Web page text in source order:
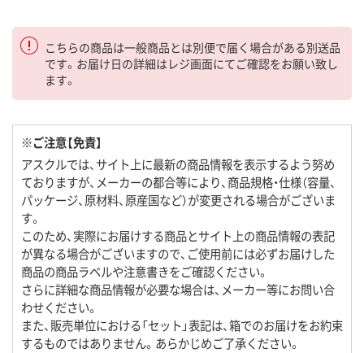
こちらの商品は一般商品とは別便で届く場合がある別送品
です。お届け日の詳細はレジ画面にてご確認をお願い致し
ます。
※ご注意【免責】
アスクルでは、サイト上に最新の商品情報を表示するよう努め
ておりますが、メーカーの都合等により、商品規格・仕様（容量、
パッケージ、原材料、原産国など）が変更される場合がございま
す。
このため、実際にお届けする商品とサイト上の商品情報の表記
が異なる場合がございますので、ご使用前には必ずお届けした
商品の商品ラベルや注意書きをご確認ください。
さらに詳細な商品情報が必要な場合は、メーカー等にお問い合
わせください。
また、販売単位における「セット」表記は、箱でのお届けをお約束
するものではありません。あらかじめご了承ください。